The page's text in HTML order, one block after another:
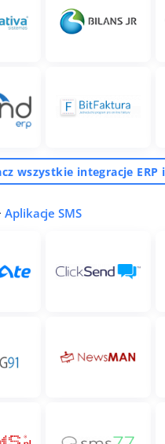
wszystkie integracje ERP
Aplikacje SMS